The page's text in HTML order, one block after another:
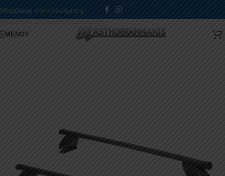
Μετάβαση στην πλοήγηση
Μετάβαση στο κύριο περιεχόμενο
ΜΕΝΟΎ